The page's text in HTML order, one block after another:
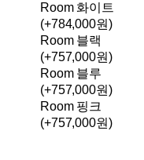
Room 화이트
(+784,000원)
Room 블랙
(+757,000원)
Room 블루
(+757,000원)
Room 핑크
(+757,000원)